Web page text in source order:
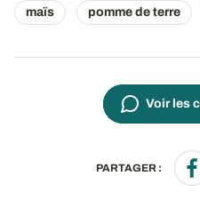
maïs pomme de terre
Voir les
PARTAGER :